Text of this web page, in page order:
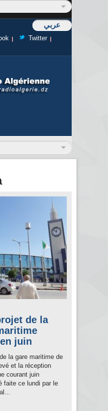
عربي
Twitter
de la
juin
la gare maritime de
et la réception
courant juin
faite ce lundi par le